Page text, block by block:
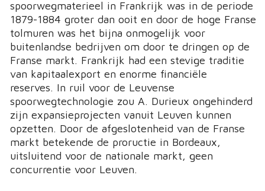
spoorwegmaterieel in Frankrijk was in de periode
1879-1884 groter dan ooit en door de hoge Franse
tolmuren was het bijna onmogelijk voor
buitenlandse bedrijven om door te dringen op de
Franse markt. Frankrijk had een stevige traditie
van kapitaalexport en enorme financiële
reserves. In ruil voor de Leuvense
spoorwegtechnologie zou A. Durieux ongehinderd
zijn expansieprojecten vanuit Leuven kunnen
opzetten. Door de afgeslotenheid van de Franse
markt betekende de proructie in Bordeaux,
uitsluitend voor de nationale markt, geen
concurrentie voor Leuven.